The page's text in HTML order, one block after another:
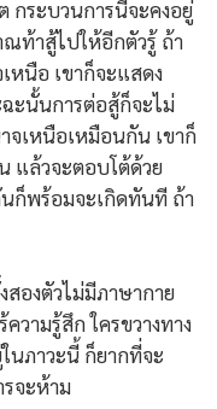
กระบวนการนี้จะคงอยู่
ท้าสู้ไปให้อีกตัวรู้ ถ้า
หนือ เขาก็จะแสดง
ะนั้นการต่อสู้ก็จะไม่
จเหนือเหมือนกัน เขาก็
แล้วจะตอบโต้ด้วย
ก็พร้อมจะเกิดทันที ถ้า
องตัวไม่มีภาษากาย
ามรู้สึก ใครขวางทาง
ภาวะนี้ ก็ยากที่จะ
จะห้าม